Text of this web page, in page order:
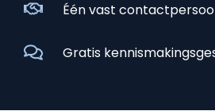
Één vast
Gratis